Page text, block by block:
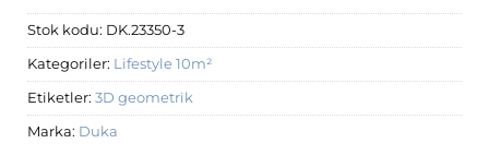
Stok kodu: DK.23350-3
Kategoriler: Lifestyle 10m²
Etiketler: 3D geometrik
Marka: Duka